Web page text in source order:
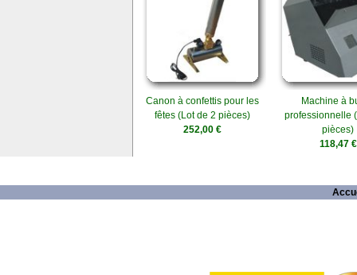
Canon à confettis pour les
fêtes (Lot de 2 pièces)
252,00 €
Machine à
professionnelle
pièces)
118,47 €